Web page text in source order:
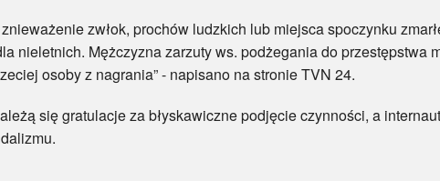
zwłok, prochów ludzkich lub miejsca spoczynku
nieletnich. Mężczyzna zarzuty ws. podżegania do przestępstwa
osoby z nagrania” - napisano na stronie TVN 24.
się gratulacje za błyskawiczne podjęcie czynności, a